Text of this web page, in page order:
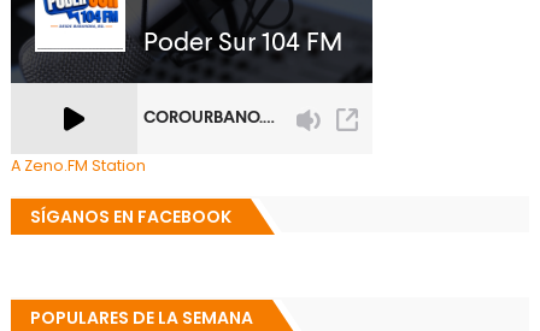
A Zeno.FM Station
SÍGANOS EN FACEBOOK
POPULARES DE LA SEMANA